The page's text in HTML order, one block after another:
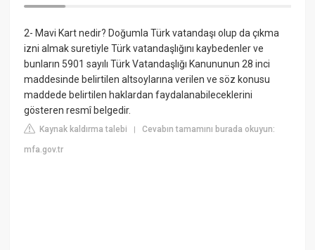
2- Mavi Kart nedir? Doğumla Türk vatandaşı olup da çıkma
izni almak suretiyle Türk vatandaşlığını kaybedenler ve
bunların 5901 sayılı Türk Vatandaşlığı Kanununun 28 inci
maddesinde belirtilen altsoylarına verilen ve söz konusu
maddede belirtilen haklardan faydalanabileceklerini
gösteren resmî belgedir.
Kaynak kaldırma talebi |Cevabın tamamını burada okuyun:
mfa.gov.tr